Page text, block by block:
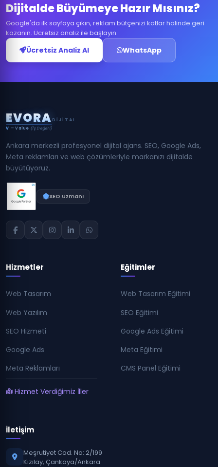
Dijitalde Büyümeye Hazır Mısınız?
Google'da ilk sayfaya çıkın, reklam bütçenizi katlar halinde geri
kazanın. Ücretsiz analiz ile başlayın.
Ücretsiz Analiz Al WhatsApp
EVORA DIJITAL
V — Value (İş Değeri)
Ankara merkezli profesyonel dijital ajans. SEO, Google Ads,
Meta reklamları ve web çözümleriyle markanızı dijitalde
büyütüyoruz.
SEO Uzmanı
Hizmetler
Web Tasarım
Web Yazılım
SEO Hizmeti
Google Ads
Meta Reklamları
Hizmet Verdiğimiz İller
Eğitimler
Web Tasarım Eğitimi
SEO Eğitimi
Google Ads Eğitimi
Meta Eğitimi
CMS Panel Eğitimi
İletişim
Meşrutiyet Cad. No: 2/199
Kızılay, Çankaya/Ankara